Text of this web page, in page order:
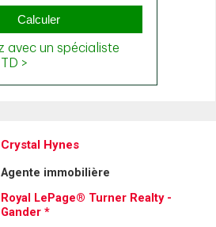
Crystal Hynes
Agente immobilière
Royal LePage® Turner Realty -
Gander *